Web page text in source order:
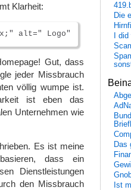
Klarheit:
Gut, dass
jeder Missbrauch
völlig wumpe ist.
ist eben das
Unternehmen wie
Es ist meine
dass ein
Dienstleistungen
den Missbrauch
Die
I
Das
Ist